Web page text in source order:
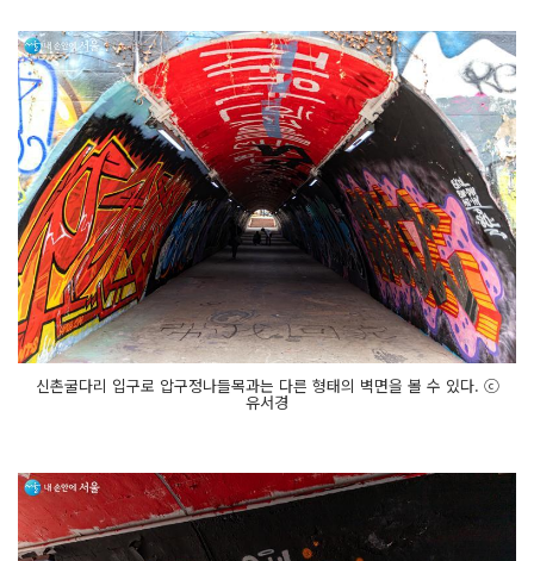
신촌굴다리 입구로 압구정나들목과는 다른 형태의 벽면을 볼 수 있다. ⓒ
유서경